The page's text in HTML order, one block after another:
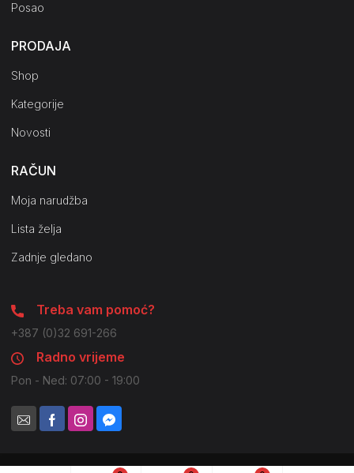
Posao
PRODAJA
Shop
Kategorije
Novosti
RAČUN
Moja narudžba
Lista želja
Zadnje gledano
Treba vam pomoć?
+387 (0)32 691-266
Radno vrijeme
Pon - Ned: 07:00 - 19:00